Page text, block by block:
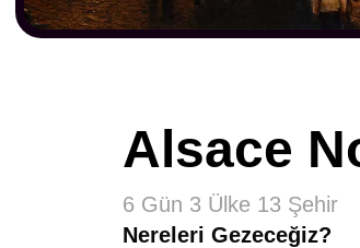
Alsace
6 Gün 3 Ülke 13 Şehir
Nereleri Gezeceğiz?